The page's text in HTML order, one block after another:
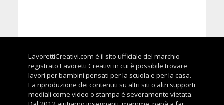
LavorettiCreativi.com è il sito ufficiale del marchio
registrato Lavoretti Creativi in cui è possibile trovare
lavori per bambini pensati per la scuola e per la casa.
La riproduzione dei contenuti su altri siti o altri supporti
mediali come video o stampa è severamente vietata.